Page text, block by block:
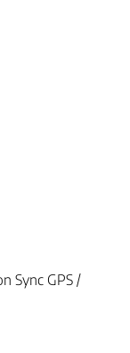
Sync GPS /